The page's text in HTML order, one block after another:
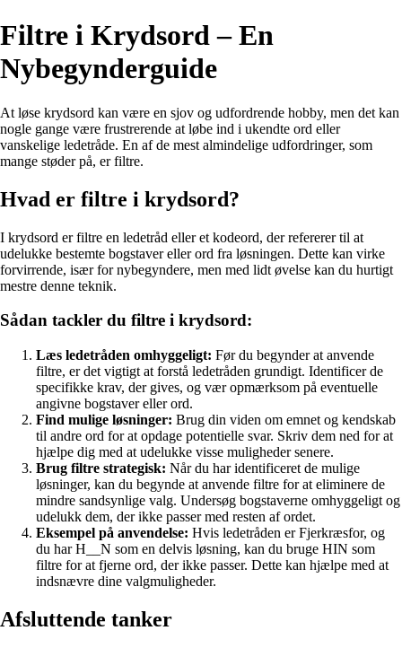
Filtre i Krydsord – En
Nybegynderguide
At løse krydsord kan være en sjov og udfordrende hobby, men det kan
nogle gange være frustrerende at løbe ind i ukendte ord eller
vanskelige ledetråde. En af de mest almindelige udfordringer, som
mange støder på, er filtre.
Hvad er filtre i krydsord?
I krydsord er filtre en ledetråd eller et kodeord, der refererer til at
udelukke bestemte bogstaver eller ord fra løsningen. Dette kan virke
forvirrende, især for nybegyndere, men med lidt øvelse kan du hurtigt
mestre denne teknik.
Sådan tackler du filtre i krydsord:
Læs ledetråden omhyggeligt: Før du begynder at anvende
filtre, er det vigtigt at forstå ledetråden grundigt. Identificer de
specifikke krav, der gives, og vær opmærksom på eventuelle
angivne bogstaver eller ord.
Find mulige løsninger: Brug din viden om emnet og kendskab
til andre ord for at opdage potentielle svar. Skriv dem ned for at
hjælpe dig med at udelukke visse muligheder senere.
Brug filtre strategisk: Når du har identificeret de mulige
løsninger, kan du begynde at anvende filtre for at eliminere de
mindre sandsynlige valg. Undersøg bogstaverne omhyggeligt og
udelukk dem, der ikke passer med resten af ordet.
Eksempel på anvendelse: Hvis ledetråden er Fjerkræsfor, og
du har H__N som en delvis løsning, kan du bruge HIN som
filtre for at fjerne ord, der ikke passer. Dette kan hjælpe med at
indsnævre dine valgmuligheder.
Afsluttende tanker